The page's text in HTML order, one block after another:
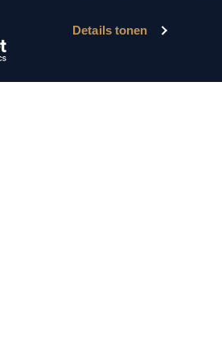
Details tonen
voorwaarden